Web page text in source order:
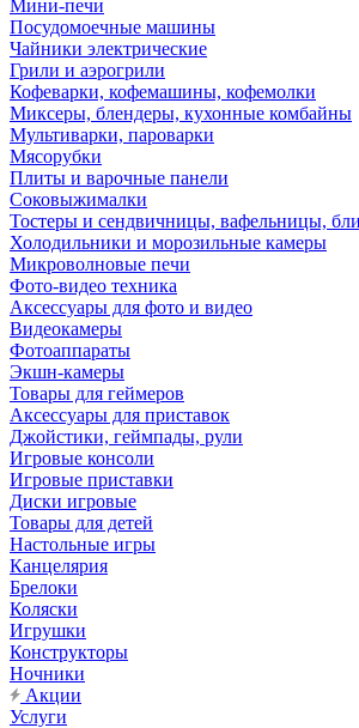
Мини-печи
Посудомоечные машины
Чайники электрические
Грили и аэрогрили
Кофеварки, кофемашины, кофемолки
Миксеры, блендеры, кухонные комбайны
Мультиварки, пароварки
Мясорубки
Плиты и варочные панели
Соковыжималки
Тостеры и сендвичницы, вафельницы,
Холодильники и морозильные камеры
Микроволновые печи
Фото-видео техника
Аксессуары для фото и видео
Видеокамеры
Фотоаппараты
Экшн-камеры
Товары для геймеров
Аксессуары для приставок
Джойстики, геймпады, рули
Игровые консоли
Игровые приставки
Диски игровые
Товары для детей
Настольные игры
Канцелярия
Брелоки
Коляски
Игрушки
Конструкторы
Ночники
Акции
Услуги